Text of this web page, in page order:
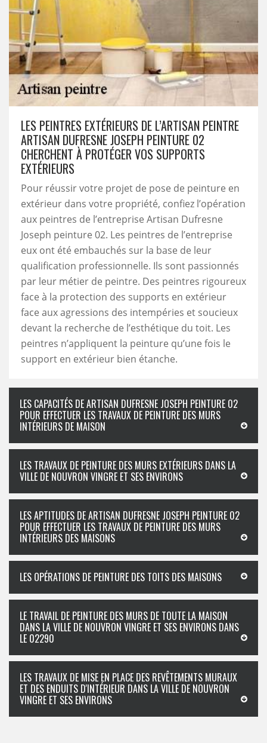
LES PEINTRES EXTÉRIEURS DE L’ARTISAN PEINTRE
ARTISAN DUFRESNE JOSEPH PEINTURE 02
CHERCHENT À PROTÉGER VOS SUPPORTS
EXTÉRIEURS
Pour réussir votre projet de pose de peinture en
extérieur dans votre propriété, confiez l’opération
aux peintres de l’entreprise Artisan Dufresne
Joseph peinture 02. Les peintres de l’entreprise
eux ont été embauchés sur la base de leur
qualification professionnelle. Ils sont passionnés
par leur métier de peintre. Des peintres rigoureux
face à la protection des supports en extérieur
face aux agressions des intempéries et soucieux
devant la recherche de l’esthétique du toit. Les
peintres n’appliquent la peinture qu’une fois le
support en extérieur bien étanche.
LES CAPACITÉS DE ARTISAN DUFRESNE JOSEPH PEINTURE 02
POUR EFFECTUER LES TRAVAUX DE PEINTURE DES MURS
INTÉRIEURS DE MAISON
LES TRAVAUX DE PEINTURE DES MURS EXTÉRIEURS DANS LA
VILLE DE NOUVRON VINGRE ET SES ENVIRONS
LES APTITUDES DE ARTISAN DUFRESNE JOSEPH PEINTURE 02
POUR EFFECTUER LES TRAVAUX DE PEINTURE DES MURS
INTÉRIEURS DES MAISONS
LES OPÉRATIONS DE PEINTURE DES TOITS DES MAISONS
LE TRAVAIL DE PEINTURE DES MURS DE TOUTE LA MAISON
DANS LA VILLE DE NOUVRON VINGRE ET SES ENVIRONS DANS
LE 02290
LES TRAVAUX DE MISE EN PLACE DES REVÊTEMENTS MURAUX
ET DES ENDUITS D'INTÉRIEUR DANS LA VILLE DE NOUVRON
VINGRE ET SES ENVIRONS